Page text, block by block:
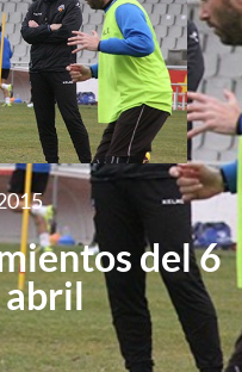
del 6
abril